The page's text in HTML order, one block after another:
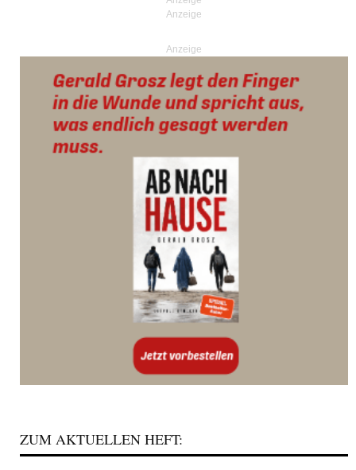
Anzeige
ZUM AKTUELLEN HEFT: